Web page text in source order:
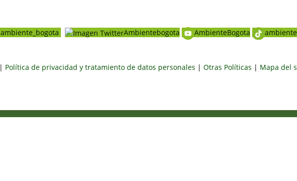
ambiente_bogota Ambientebogota AmbienteBogota
| Política de privacidad y tratamiento de datos personales | Otras Políticas | Mapa del